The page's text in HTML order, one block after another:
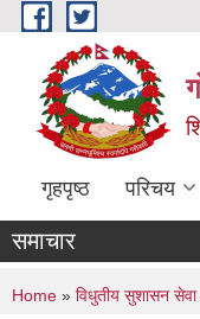
Skip to main content
गृहपृष्ठ परिचय
समाचार
You are
Home » विधुतीय सुशासन सेवा